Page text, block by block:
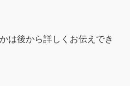
は後から詳しくお伝えでき